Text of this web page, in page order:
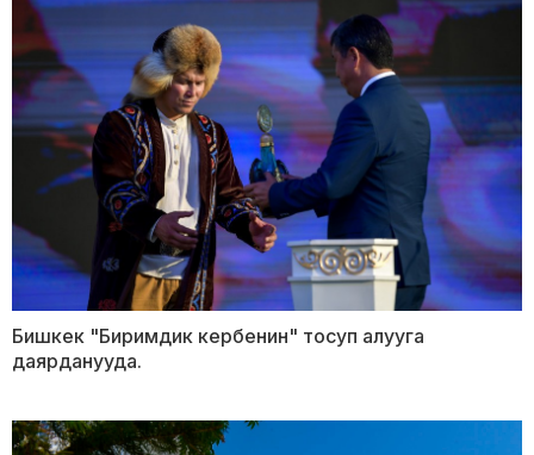
Бишкек "Биримдик кербенин" тосуп алууга
даярданууда.